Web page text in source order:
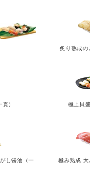
炙り熟成の
） 極上貝
し醤油（一
極み熟成 大